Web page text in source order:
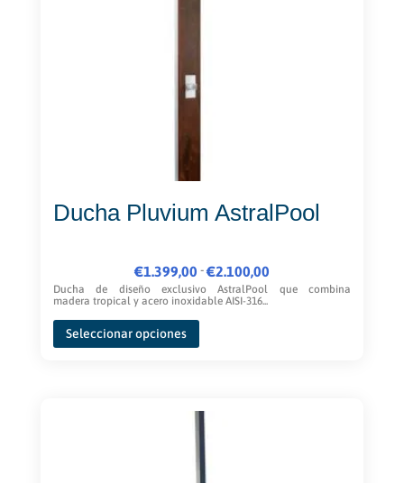
Ducha Pluvium AstralPool
€1.399,00 -€2.100,00
Rango
de
Ducha de diseño exclusivo AstralPool que combina
madera tropical y acero inoxidable AISI-316...
Seleccionar opciones
Las
opciones